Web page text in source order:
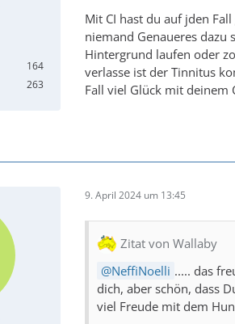
164
263
Mit CI hast du auf jden
niemand Genaueres dazu
Hintergrund laufen oder
verlasse ist der Tinnitus
Fall viel Glück mit deinem
9. April 2024 um 13:45
Zitat von Wallaby
NeffiNoelli ..... das
dich, aber schön, dass
viel Freude mit dem